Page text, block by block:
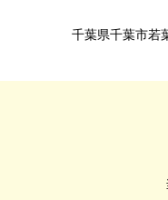
千葉県千葉市若